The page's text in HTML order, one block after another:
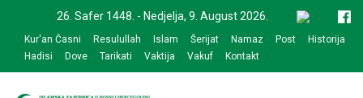
navigation
content
26. Safer 1448. - Nedjelja, 9. August 2026.
Kur'an Časni Resulullah Islam Šerijat Namaz Post
Historija
Hadisi
Dove Tarikati Vaktija Vakuf Kontakt